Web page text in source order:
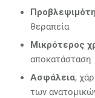
θεραπεία
Μικρότερος
αποκατάσταση
Ασφάλεια,
των